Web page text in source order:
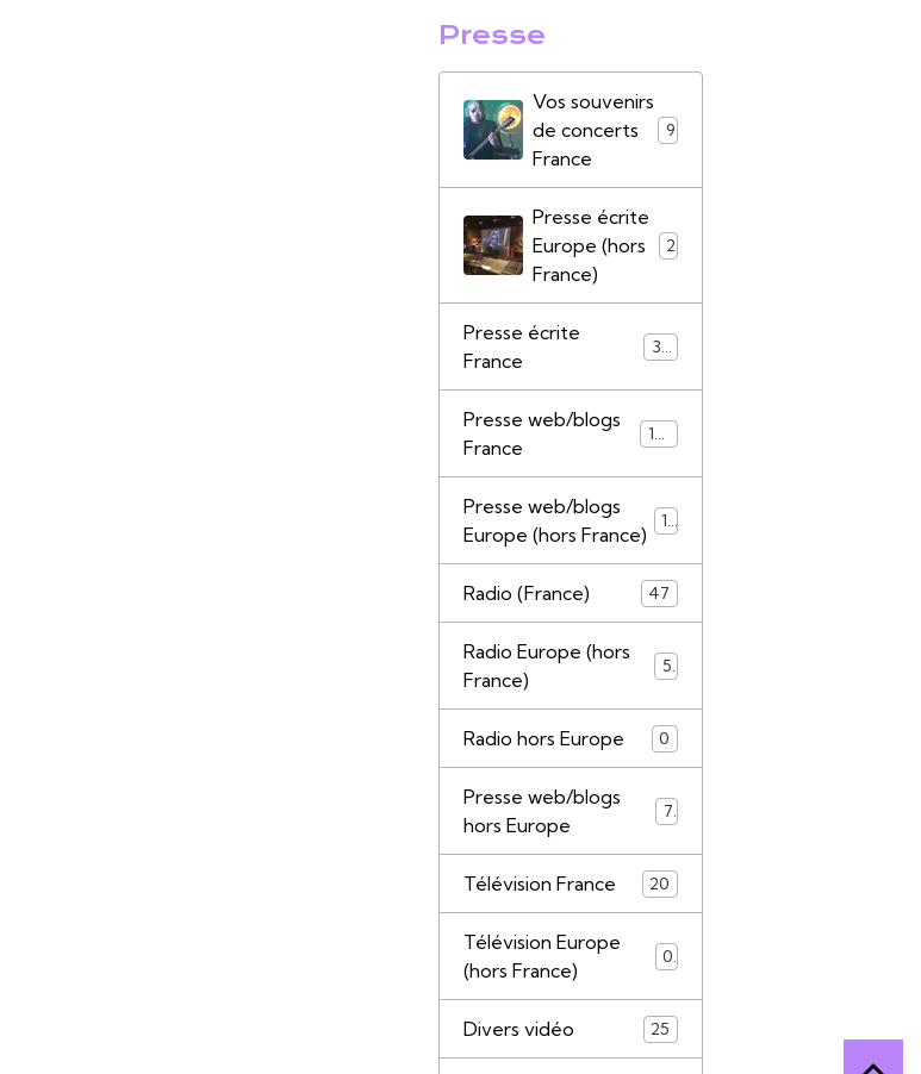
Presse
Vos souvenirs
de concerts
France
Presse écrite
Europe (hors
France)
Presse écrite
France
39
Presse web/blogs
France
147
Presse web/blogs
Europe (hors France)
17
Radio (France) 47
Radio Europe (hors
France)
5
Radio hors Europe 0
Presse web/blogs
hors Europe
7
Télévision France 20
Télévision Europe
(hors France)
0
Divers vidéo 25